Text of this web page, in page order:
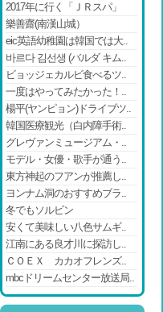
2017年に行く「ＪＲスパ」
樂善齋(南漢山城）
eic英語幼稚園は韓国では大..
바르다 김선생 (バルダ キム..
ビョッジェカルビ食べるツ..
一度はやってみたかった！..
楊平(ヤンピョン)ドライブツ..
韓国医療観光（白内障手術..
グレヴァンミュージアム・..
モデル・女優・歌手が通う..
東方神起のフアンが推薦し..
ヨンナム洞のおすすめブラ..
冬でもソルビン
安くて美味しい八色サムギ..
江南にある良才川に探訪し..
ＣＯＥＸ カカオフレンズ..
mbcドリームセンター放送局..